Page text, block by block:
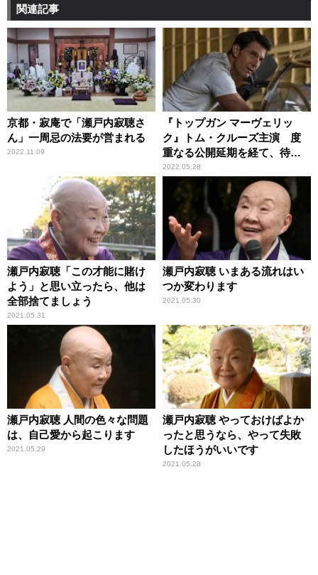
関連記事
京都・寂庵で「瀬戸内寂聴さ
ん」一周忌の法要が営まれる
2022.11.09
『トップガン マーヴェリッ
ク』トム・クルーズ主演 度
重なる公開延期を経て、待望
のスクリーンへ
2022.05.28
瀬戸内寂聴「この才能に賭け
よう」と思い立ったら、他は
全部捨てましょう
2021.05.31
瀬戸内寂聴 いまある流れはい
つか変わります
2021.05.30
瀬戸内寂聴 人間の色々な問題
は、自己愛から起こります
2021.05.29
瀬戸内寂聴 やっておけばよか
ったと思うなら、やって失敗
したほうがいいです
2021.05.28